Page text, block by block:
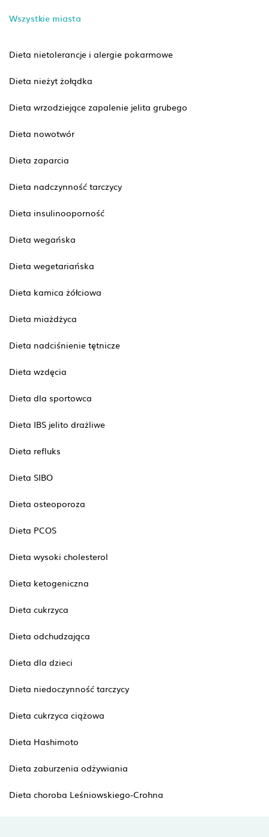
Wszystkie miasta
Dieta nietolerancje i alergie pokarmowe
Dieta nieżyt żołądka
Dieta wrzodziejące zapalenie jelita grubego
Dieta nowotwór
Dieta zaparcia
Dieta nadczynność tarczycy
Dieta insulinooporność
Dieta wegańska
Dieta wegetariańska
Dieta kamica żółciowa
Dieta miażdżyca
Dieta nadciśnienie tętnicze
Dieta wzdęcia
Dieta dla sportowca
Dieta IBS jelito drażliwe
Dieta refluks
Dieta SIBO
Dieta osteoporoza
Dieta PCOS
Dieta wysoki cholesterol
Dieta ketogeniczna
Dieta cukrzyca
Dieta odchudzająca
Dieta dla dzieci
Dieta niedoczynność tarczycy
Dieta cukrzyca ciążowa
Dieta Hashimoto
Dieta zaburzenia odżywiania
Dieta choroba Leśniowskiego-Crohna